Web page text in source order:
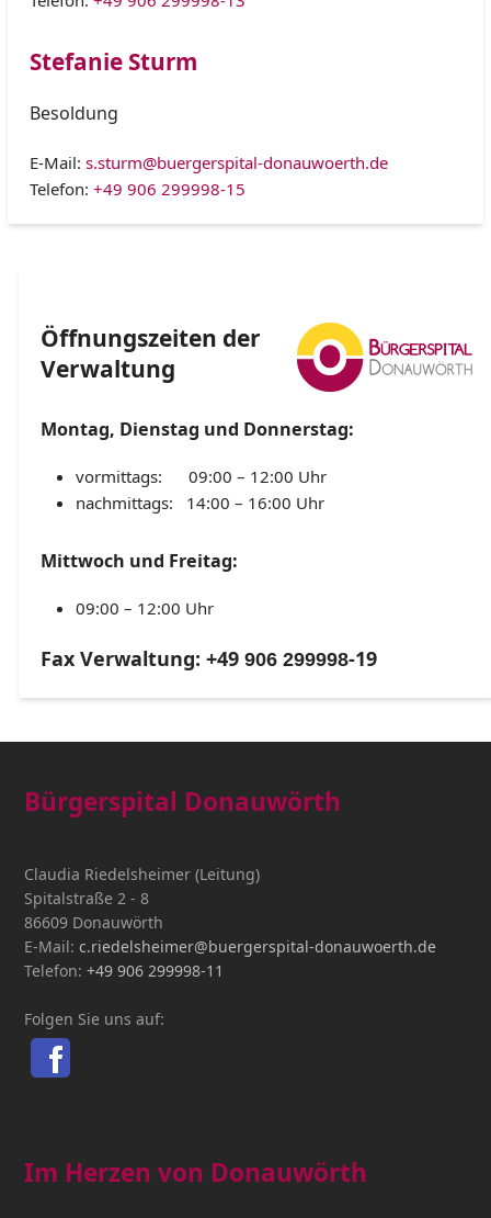
Stefanie Sturm
Besoldung
E-Mail:s.sturm@buergerspital-donauwoerth.de
Telefon:+49 906 299998-15
Öffnungszeiten der
Verwaltung
Montag, Dienstag und Donnerstag:
vormittags: 09:00 – 12:00 Uhr
nachmittags: 14:00 – 16:00 Uhr
Mittwoch und Freitag:
09:00 – 12:00 Uhr
Fax Verwaltung: +49906 299998-19
Bürgerspital Donauwörth
Claudia Riedelsheimer (Leitung)
Spitalstraße 2 - 8
86609 Donauwörth
E-Mail:c.riedelsheimer@buergerspital-donauwoerth.de
Telefon:+49 906 299998-11
Folgen Sie uns auf:
Im Herzen von Donauwörth